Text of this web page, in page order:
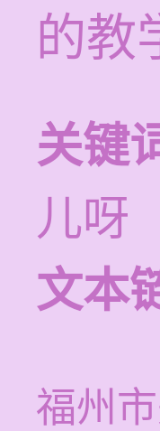
的教
关键
儿呀
文本
福州